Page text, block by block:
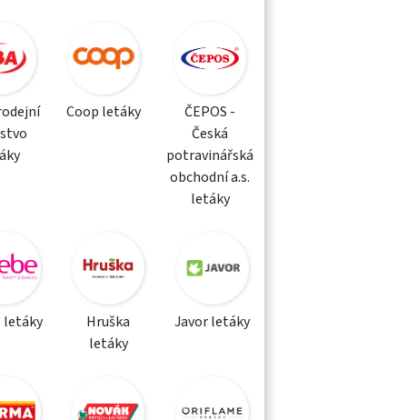
Coop letáky
ČEPOS -
Česká
potravinářská
obchodní a.s.
letáky
letáky
Hruška
letáky
Javor letáky